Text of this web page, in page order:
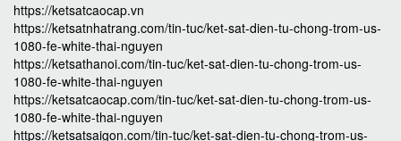
https://ketsatcaocap.vn
https://ketsatnhatrang.com/tin-tuc/ket-sat-dien-tu-chong-trom-us-
1080-fe-white-thai-nguyen
https://ketsathanoi.com/tin-tuc/ket-sat-dien-tu-chong-trom-us-
1080-fe-white-thai-nguyen
https://ketsatcaocap.com/tin-tuc/ket-sat-dien-tu-chong-trom-us-
1080-fe-white-thai-nguyen
https://ketsatsaigon.com/tin-tuc/ket-sat-dien-tu-chong-trom-us-